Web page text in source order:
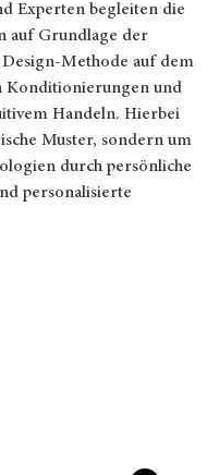
Experten begleiten die
auf Grundlage der
Methode auf dem
Konditionierungen und
Handeln. Hierbei
Muster, sondern um
durch persönliche
personalisierte